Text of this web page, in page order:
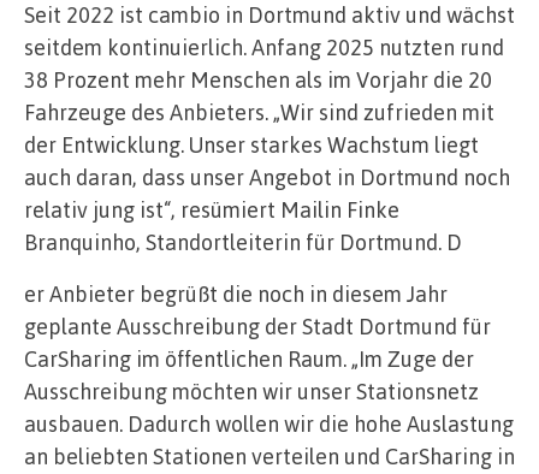
Seit 2022 ist cambio in Dortmund aktiv und wächst
seitdem kontinuierlich. Anfang 2025 nutzten rund
38 Prozent mehr Menschen als im Vorjahr die 20
Fahrzeuge des Anbieters. „Wir sind zufrieden mit
der Entwicklung. Unser starkes Wachstum liegt
auch daran, dass unser Angebot in Dortmund noch
relativ jung ist“, resümiert Mailin Finke
Branquinho, Standortleiterin für Dortmund. D
er Anbieter begrüßt die noch in diesem Jahr
geplante Ausschreibung der Stadt Dortmund für
CarSharing im öffentlichen Raum. „Im Zuge der
Ausschreibung möchten wir unser Stationsnetz
ausbauen. Dadurch wollen wir die hohe Auslastung
an beliebten Stationen verteilen und CarSharing in